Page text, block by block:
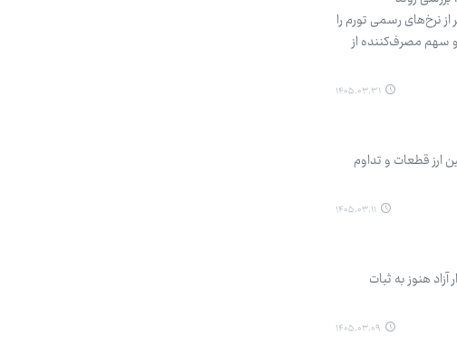
نرخ‌های رسمی تورم را
سهم مصرف‌کننده از
۱۴۰۵.۰۳.۳۱
ارز قطعات و تداوم
۱۴۰۵.۰۳.۱۱
هنوز به ثبات
۱۴۰۵.۰۳.۰۹